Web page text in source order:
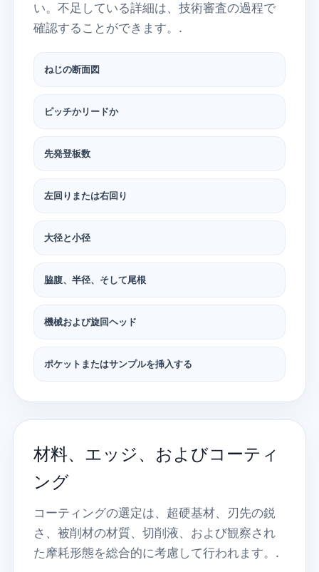
い。不足している詳細は、技術審査の過程で
確認することができます。.
ねじの断面図
ピッチかリードか
先発登板数
左回りまたは右回り
大径と小径
脇腹、半径、そして尾根
機械および旋回ヘッド
ポケットまたはサンプルを挿入する
材料、エッジ、およびコーティ
ング
コーティングの選定は、超硬基材、刃先の鋭
さ、被削材の材質、切削液、および観察され
た摩耗形態を総合的に考慮して行われます。.